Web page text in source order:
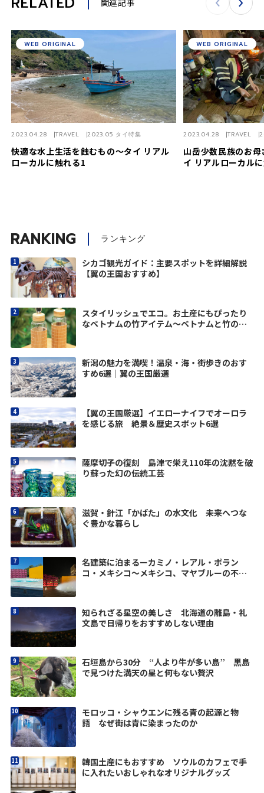
関連記事
快適な水上生活を蝕むもの〜タイ リアル
ローカルに触れる1
2023.04.28 TRAVEL 2023.05 タイ特集
WEB ORIGINAL
山岳少数民族のお
イ リアルローカル
2023.04.28 TRAVEL
WEB ORIGINAL
RANKING ランキング
シカゴ観光ガイド：主要スポットを詳細解説
【翼の王国おすすめ】
スタイリッシュでエコ。お土産にもぴったり
なベトナムの竹アイテム〜ベトナムと竹のし
新潟の魅力を満喫！温泉・海・街歩きのおす
すめ6選｜翼の王国厳選
【翼の王国厳選】イエローナイフでオーロラ
を感じる旅 絶景＆歴史スポット6選
薩摩切子の復刻 島津で栄え110年の沈黙を破
り蘇った幻の伝統工芸
滋賀・針江「かばた」の水文化 未来へつな
ぐ豊かな暮らし
名建築に泊まるーカミノ・レアル・ポラン
コ・メキシコ〜メキシコ、マヤブルーの不思
知られざる星空の美しさ 北海道の離島・礼
文島で日帰りをおすすめしない理由
石垣島から30分 “人より牛が多い島” 黒島
で見つけた満天の星と何もない贅沢
モロッコ・シャウエンに残る青の起源と物
語 なぜ街は青に染まったのか
韓国土産にもおすすめ ソウルのカフェで手
に入れたいおしゃれなオリジナルグッズ